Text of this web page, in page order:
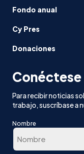
Fondo anual
Cy Pres
Donaciones
Para recibir noticias
trabajo, suscríbase a
Nombre